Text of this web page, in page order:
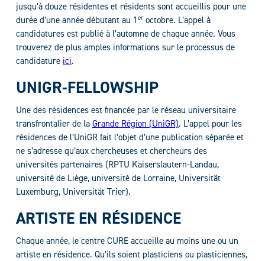
jusqu’à douze résidentes et résidents sont accueillis pour une
durée d’une année débutant au 1 eroctobre. L’appel à
candidatures est publié à l’automne de chaque année. Vous
trouverez de plus amples informations sur le processus de
candidature ici.
UNIGR-FELLOWSHIP
Une des résidences est financée par le réseau universitaire
transfrontalier de la Grande Région (UniGR). L’appel pour les
résidences de l’UniGR fait l’objet d’une publication séparée et
ne s’adresse qu’aux chercheuses et chercheurs des
universités partenaires (RPTU Kaiserslautern-Landau,
université de Liège, université de Lorraine, Universität
Luxemburg, Universität Trier).
ARTISTE EN RÉSIDENCE
Chaque année, le centre CURE accueille au moins une ou un
artiste en résidence. Qu’ils soient plasticiens ou plasticiennes,